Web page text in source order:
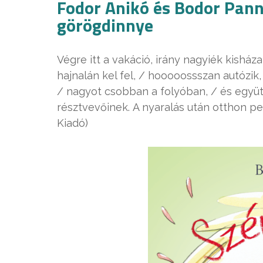
Fodor Anikó és Bodor
görögdinnye
Végre itt a vakáció, irány nagyiék
hajnalán kel fel, / hooooossszan
/ nagyot csobban a folyóban, / és
résztvevőinek. A nyaralás után otthon
Kiadó)